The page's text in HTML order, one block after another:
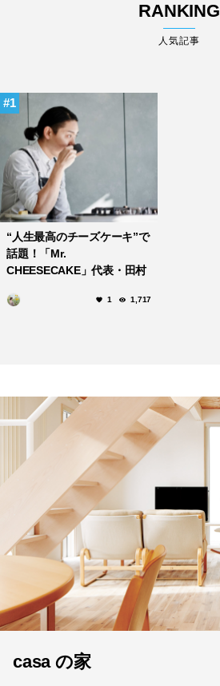
RANKING
人気記事
1
“人生最高のチーズケーキ”で
話題！「Mr.
CHEESECAKE」代表・田村
1 1,717
casa の家